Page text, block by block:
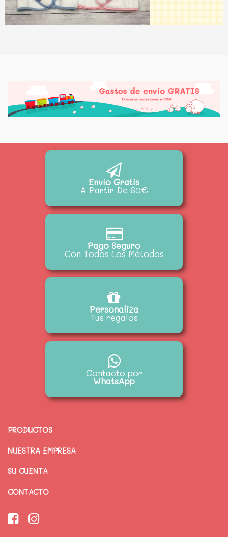
Envío Gratis
A Partir De 60€
Pago Seguro
Con Todos Los Métodos
Personaliza
Tus regalos
Contacto por
WhatsApp
PRODUCTOS
NUESTRA EMPRESA
SU CUENTA
CONTACTO